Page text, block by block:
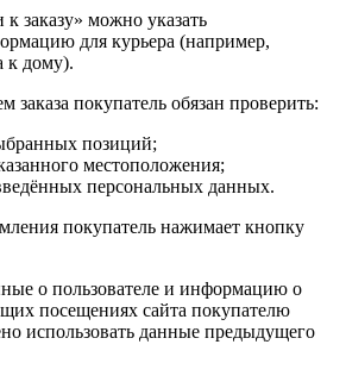
заказу» можно указать
для курьера (например,
к дому).
заказа покупатель обязан проверить:
позиций;
местоположения;
персональных данных.
покупатель нажимает кнопку
о пользователе и информацию о
посещениях сайта покупателю
использовать данные предыдущего